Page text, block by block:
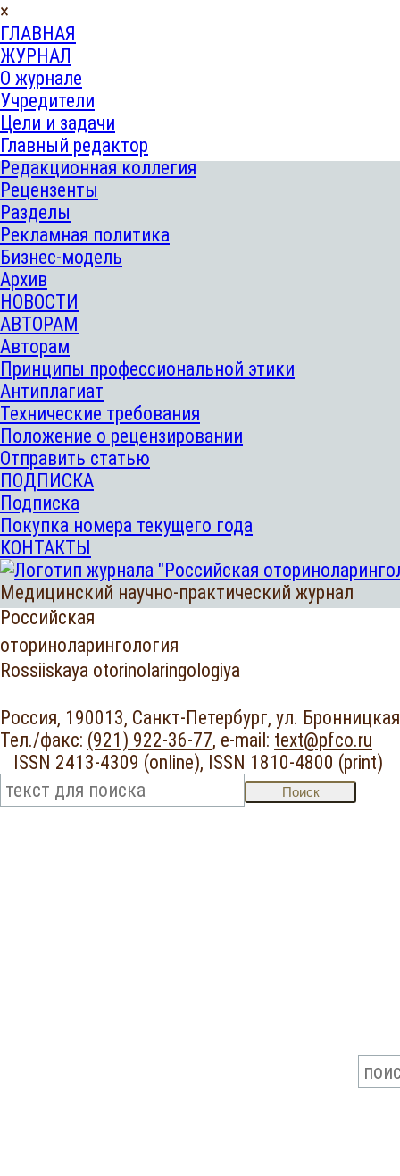
×
ГЛАВНАЯ
ЖУРНАЛ
О журнале
Учредители
Цели и задачи
Главный редактор
Редакционная коллегия
Рецензенты
Разделы
Рекламная политика
Бизнес-модель
Архив
НОВОСТИ
АВТОРАМ
Авторам
Принципы профессиональной этики
Антиплагиат
Технические требования
Положение о рецензировании
Отправить статью
ПОДПИСКА
Подписка
Покупка номера текущего года
КОНТАКТЫ
Медицинский научно-практический журнал
Российская
оториноларингология
Rossiiskaya otorinolaringologiya
Россия, 190013, Санкт-Петербург, ул.
Тел./факс: (921) 922-36-77, e-mail: text@pfco.ru
ISSN 2413-4309 (online), ISSN 1810-4800 (print)
Поиск